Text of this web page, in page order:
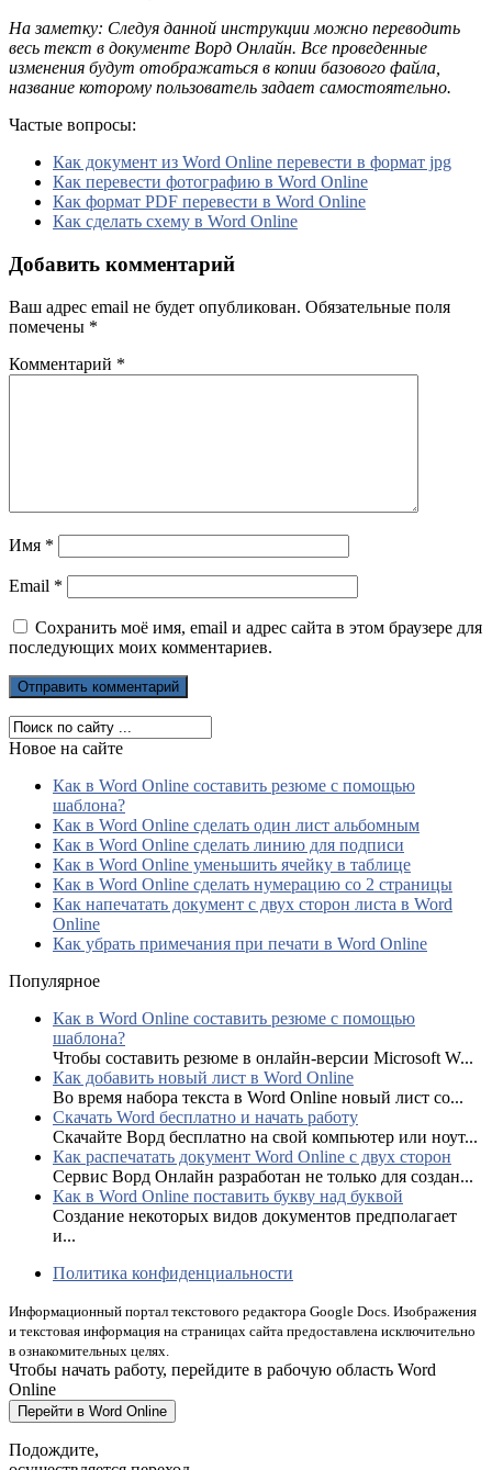
На заметку: Следуя данной инструкции можно переводить
весь текст в документе Ворд Онлайн. Все проведенные
изменения будут отображаться в копии базового файла,
название которому пользователь задает самостоятельно.
Частые вопросы:
Как документ из Word Online перевести в формат jpg
Как перевести фотографию в Word Online
Как формат PDF перевести в Word Online
Как сделать схему в Word Online
Добавить комментарий
Ваш адрес email не будет опубликован. Обязательные поля
помечены *
Комментарий *
Имя *
Email *
Сохранить моё имя, email и адрес сайта в этом браузере для
последующих моих комментариев.
Новое на сайте
Как в Word Online составить резюме с помощью
шаблона?
Как в Word Online сделать один лист альбомным
Как в Word Online сделать линию для подписи
Как в Word Online уменьшить ячейку в таблице
Как в Word Online сделать нумерацию со 2 страницы
Как напечатать документ с двух сторон листа в Word
Online
Как убрать примечания при печати в Word Online
Популярное
Как в Word Online составить резюме с помощью
шаблона?
Чтобы составить резюме в онлайн-версии Microsoft W...
Как добавить новый лист в Word Online
Во время набора текста в Word Online новый лист со...
Скачать Word бесплатно и начать работу
Скачайте Ворд бесплатно на свой компьютер или ноут...
Как распечатать документ Word Online с двух сторон
Сервис Ворд Онлайн разработан не только для создан...
Как в Word Online поставить букву над буквой
Создание некоторых видов документов предполагает
и...
Политика конфиденциальности
Информационный портал текстового редактора Google Docs. Изображения
и текстовая информация на страницах сайта предоставлена исключительно
в ознакомительных целях.
Чтобы начать работу, перейдите в рабочую область Word
Online
Перейти в Word Online
Подождите,